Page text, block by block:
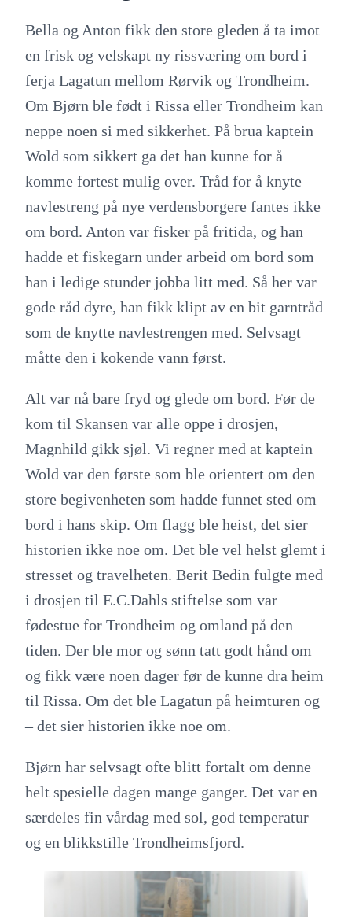
Bella og Anton fikk den store gleden å ta imot
en frisk og velskapt ny rissværing om bord i
ferja Lagatun mellom Rørvik og Trondheim.
Om Bjørn ble født i Rissa eller Trondheim kan
neppe noen si med sikkerhet. På brua kaptein
Wold som sikkert ga det han kunne for å
komme fortest mulig over. Tråd for å knyte
navlestreng på nye verdensborgere fantes ikke
om bord. Anton var fisker på fritida, og han
hadde et fiskegarn under arbeid om bord som
han i ledige stunder jobba litt med. Så her var
gode råd dyre, han fikk klipt av en bit garntråd
som de knytte navlestrengen med. Selvsagt
måtte den i kokende vann først.
Alt var nå bare fryd og glede om bord. Før de
kom til Skansen var alle oppe i drosjen,
Magnhild gikk sjøl. Vi regner med at kaptein
Wold var den første som ble orientert om den
store begivenheten som hadde funnet sted om
bord i hans skip. Om flagg ble heist, det sier
historien ikke noe om. Det ble vel helst glemt i
stresset og travelheten. Berit Bedin fulgte med
i drosjen til E.C.Dahls stiftelse som var
fødestue for Trondheim og omland på den
tiden. Der ble mor og sønn tatt godt hånd om
og fikk være noen dager før de kunne dra heim
til Rissa. Om det ble Lagatun på heimturen og
– det sier historien ikke noe om.
Bjørn har selvsagt ofte blitt fortalt om denne
helt spesielle dagen mange ganger. Det var en
særdeles fin vårdag med sol, god temperatur
og en blikkstille Trondheimsfjord.